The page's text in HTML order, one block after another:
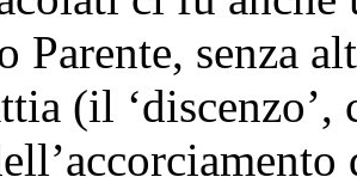
Parente, senza
(il